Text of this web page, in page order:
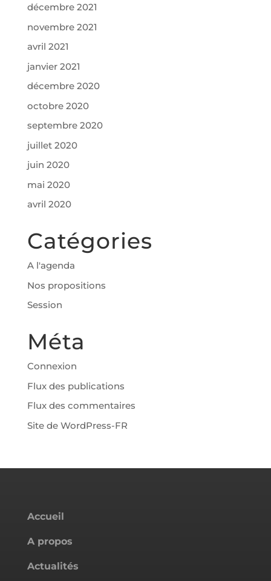
décembre 2021
novembre 2021
avril 2021
janvier 2021
décembre 2020
octobre 2020
septembre 2020
juillet 2020
juin 2020
mai 2020
avril 2020
Catégories
A l'agenda
Nos propositions
Session
Méta
Connexion
Flux des publications
Flux des commentaires
Site de WordPress-FR
Accueil
A propos
Actualités